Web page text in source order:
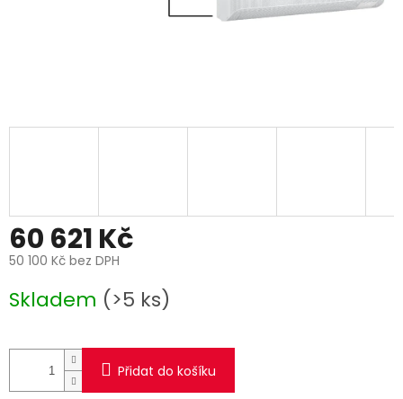
60 621 Kč
50 100 Kč bez DPH
cena:
Skladem (>5 ks)
Přidat do košíku